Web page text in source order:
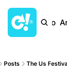
Início
Posts The Us